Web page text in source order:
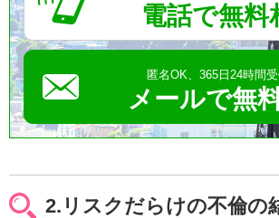
電話で無料
匿名OK、365日24時間受
メールで無
2.リスクだらけの不倫の